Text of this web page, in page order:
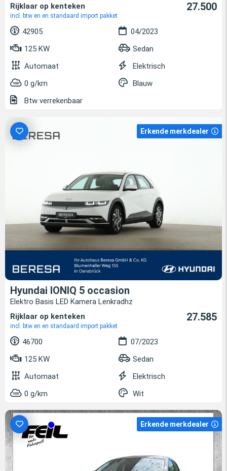
Rijklaar op kenteken
incl. btw en en standaard import pakket
27.500
42905
04/2023
125 KW
Sedan
Automaat
Elektrisch
0 g/km
Blauw
Btw verrekenbaar
Erkende merkdealer
Hyundai IONIQ 5 occasion
Elektro Basis LED Kamera Lenkradhz
Rijklaar op kenteken
incl. btw en en standaard import pakket
27.585
46700
07/2023
125 KW
Sedan
Automaat
Elektrisch
0 g/km
Wit
Erkende merkdealer